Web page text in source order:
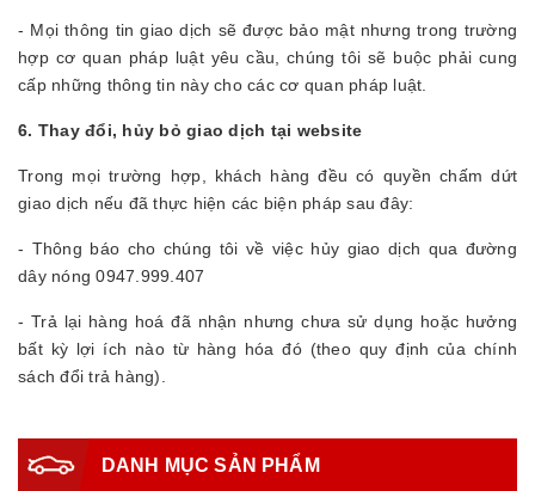
- Mọi thông tin giao dịch sẽ được bảo mật nhưng trong trường
hợp cơ quan pháp luật yêu cầu, chúng tôi sẽ buộc phải cung
cấp những thông tin này cho các cơ quan pháp luật.
6. Thay đổi, hủy bỏ giao dịch tại website
Trong mọi trường hợp, khách hàng đều có quyền chấm dứt
giao dịch nếu đã thực hiện các biện pháp sau đây:
- Thông báo cho chúng tôi về việc hủy giao dịch qua đường
dây nóng 0947.999.407
- Trả lại hàng hoá đã nhận nhưng chưa sử dụng hoặc hưởng
bất kỳ lợi ích nào từ hàng hóa đó (theo quy định của chính
sách đổi trả hàng).
DANH MỤC SẢN PHẨM